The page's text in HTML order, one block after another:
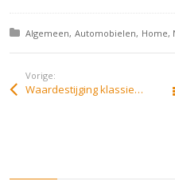
e
b
o
o
t
t
e
r
y
L
n
t
s
p
k
e
I
Posted in:
Algemeen Automobielen Home
Vorige:
Waardestijging klassiekers is geen zeepbel